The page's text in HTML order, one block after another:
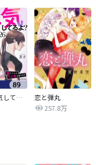
パパ、浮気してるよ？娘と二人でクズ夫を捨てます【分冊版】
恋と弾丸
257.8万